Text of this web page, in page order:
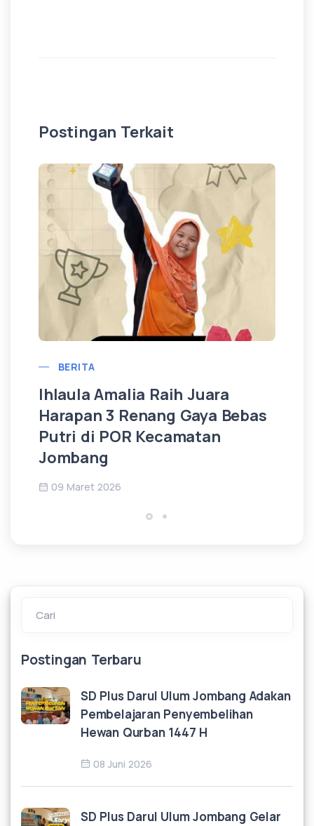
Postingan Terkait
BERITA
Ihlaula Amalia Raih Juara
Harapan 3 Renang Gaya Bebas
Putri di POR Kecamatan
Jombang
09 Maret 2026
Cari
Postingan Terbaru
SD Plus Darul Ulum Jombang Adakan
Pembelajaran Penyembelihan
Hewan Qurban 1447 H
08 Juni 2026
SD Plus Darul Ulum Jombang Gelar